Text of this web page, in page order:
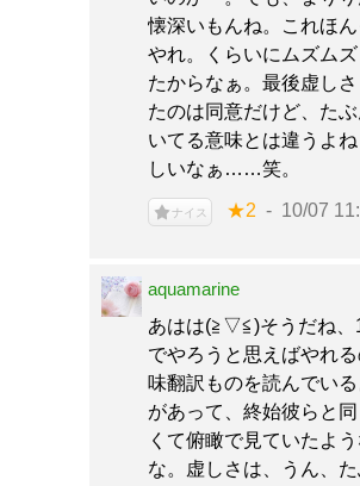
懐深いもんね。これほ
やれ。くらいにムズム
たからなぁ。最後虚し
たのは同意だけど、た
いてる意味とは違うよ
しいなぁ……笑。
ナイス ★2 10/07
aquamarine
あはは(≧▽≦)そうだね、
でやろうと思えばやれ
味翻訳ものを読んでい
があって、終始彼らと
くて俯瞰で見ていたよ
な。虚しさは、うん、